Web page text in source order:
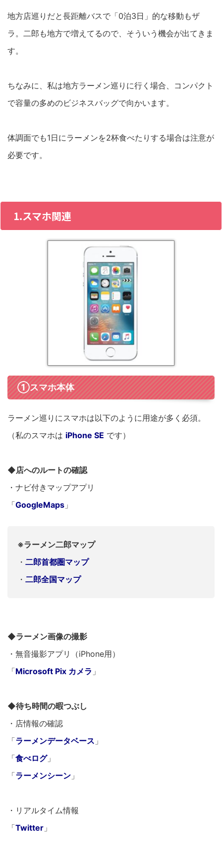
地方店巡りだと長距離バスで「0泊3日」的な移動もザ
ラ。二郎も地方で増えてるので、そういう機会が出てきま
す。
ちなみに、私は地方ラーメン巡りに行く場合、コンパクト
で容量の多めのビジネスバッグで向かいます。
体調面でも1日にラーメンを2杯食べたりする場合は注意が
必要です。
1.スマホ関連
①スマホ本体
ラーメン巡りにスマホは以下のように用途が多く必須。
（私のスマホは iPhone SE です）
◆店へのルートの確認
・ナビ付きマップアプリ
「GoogleMaps 」
※ラーメン二郎マップ
・ 二郎首都圏マップ
・ 二郎全国マップ
◆ラーメン画像の撮影
・無音撮影アプリ（iPhone用）
「Microsoft Pix カメラ 」
◆待ち時間の暇つぶし
・店情報の確認
「ラーメンデータベース 」
「食べログ」
「ラーメンシーン 」
・リアルタイム情報
「Twitter 」